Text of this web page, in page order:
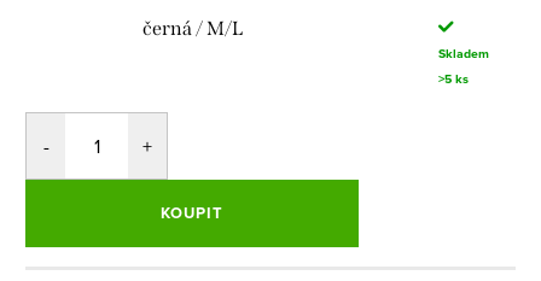
černá / M/L
Skladem
>5 ks
KOUPIT